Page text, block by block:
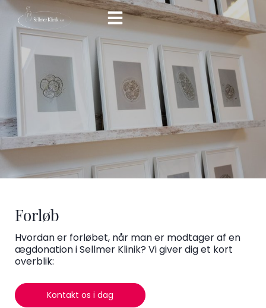
Hop
indholdet
Forløb
Hvordan er forløbet, når man er modtager af en
ægdonation i Sellmer Klinik? Vi giver dig et kort
overblik:
Kontakt os i dag